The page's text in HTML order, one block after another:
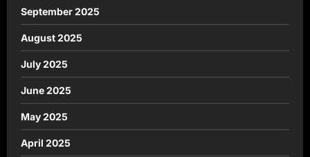
September 2025
August 2025
July 2025
June 2025
May 2025
April 2025